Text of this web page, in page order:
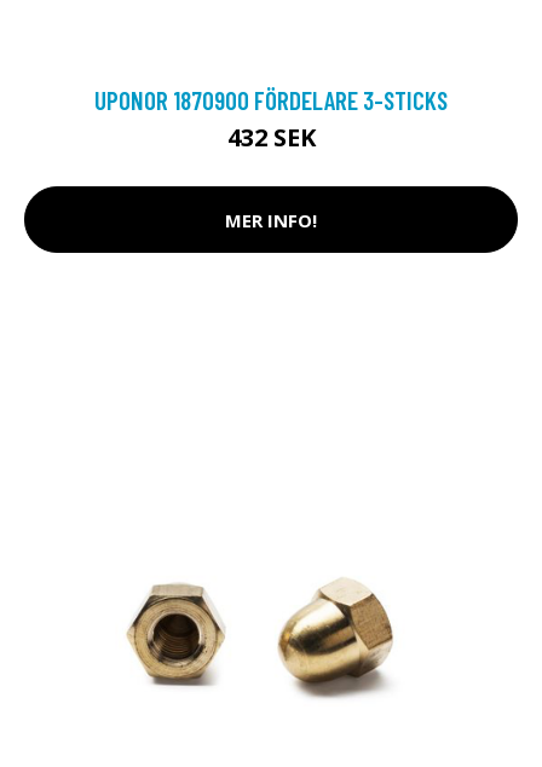
UPONOR 1870900 FÖRDELARE 3-STICKS
432 SEK
MER INFO!